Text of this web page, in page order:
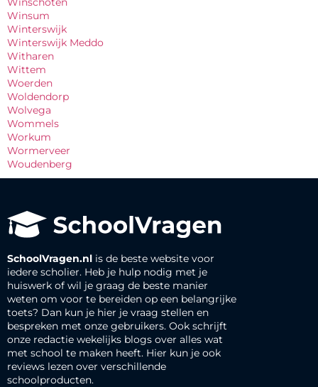
Winsum
Winterswijk
Winterswijk Meddo
Witharen
Wittem
Woerden
Woldendorp
Wolvega
Wommels
Workum
Wormerveer
Woudenberg
SchoolVragen.nl is de beste website voor
iedere scholier. Heb je hulp nodig met je
huiswerk of wil je graag de beste manier
weten om voor te bereiden op een belangrijke
toets? Dan kun je hier je vraag stellen en
bespreken met onze gebruikers. Ook schrijft
onze redactie wekelijks blogs over alles wat
met school te maken heeft. Hier kun je ook
reviews lezen over verschillende
schoolproducten.